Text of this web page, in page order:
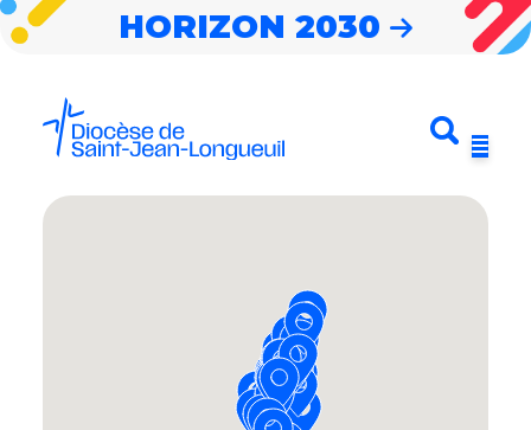
HORIZON 2030
Menu
Horizon 2030